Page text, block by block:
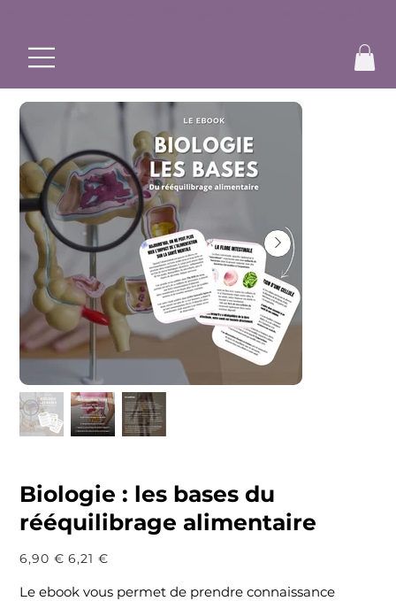
Biologie : les bases du
rééquilibrage alimentaire
d’origine
6,90 € promotionnel
6,21 €
Le ebook vous permet de prendre connaissance